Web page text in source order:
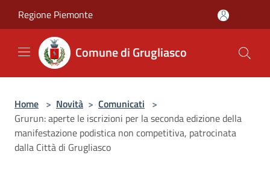
Regione Piemonte
Comune di Grugliasco
Home > Novità > Comunicati >
Grurun: aperte le iscrizioni per la seconda edizione della
manifestazione podistica non competitiva, patrocinata
dalla Città di Grugliasco